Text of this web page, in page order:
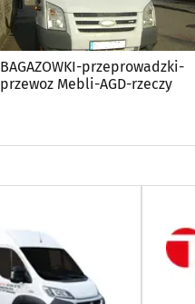
BAGAZOWKI-przeprowadzki-
przewoz Mebli-AGD-rzeczy